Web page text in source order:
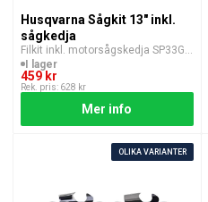
Husqvarna Sågkit 13" inkl.
sågkedja
Filkit inkl. motorsågskedja SP33G
X-CUT
I lager
459 kr
Rek. pris: 628 kr
Mer info
OLIKA VARIANTER